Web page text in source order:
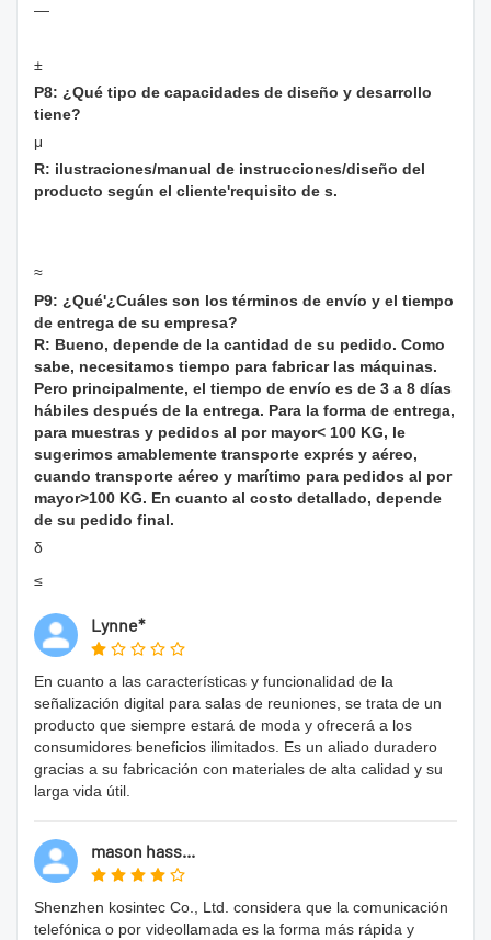
—
±
P8: ¿Qué tipo de capacidades de diseño y desarrollo
tiene?
μ
R: ilustraciones/manual de instrucciones/diseño del
producto según el cliente'requisito de s.
≈
P9: ¿Qué'¿Cuáles son los términos de envío y el tiempo
de entrega de su empresa?
R: Bueno, depende de la cantidad de su pedido. Como
sabe, necesitamos tiempo para fabricar las máquinas.
Pero principalmente, el tiempo de envío es de 3 a 8 días
hábiles después de la entrega. Para la forma de entrega,
para muestras y pedidos al por mayor< 100 KG, le
sugerimos amablemente transporte exprés y aéreo,
cuando transporte aéreo y marítimo para pedidos al por
mayor>100 KG. En cuanto al costo detallado, depende
de su pedido final.
δ
≤
Lynne*
En cuanto a las características y funcionalidad de la
señalización digital para salas de reuniones, se trata de un
producto que siempre estará de moda y ofrecerá a los
consumidores beneficios ilimitados. Es un aliado duradero
gracias a su fabricación con materiales de alta calidad y su
larga vida útil.
mason hass...
Shenzhen kosintec Co., Ltd. considera que la comunicación
telefónica o por videollamada es la forma más rápida y